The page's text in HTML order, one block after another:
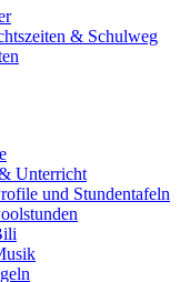
& Schulweg
Unterricht
und Stundentafeln